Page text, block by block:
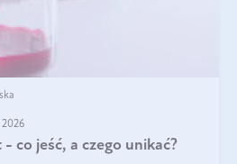
co jeść, a czego unikać?